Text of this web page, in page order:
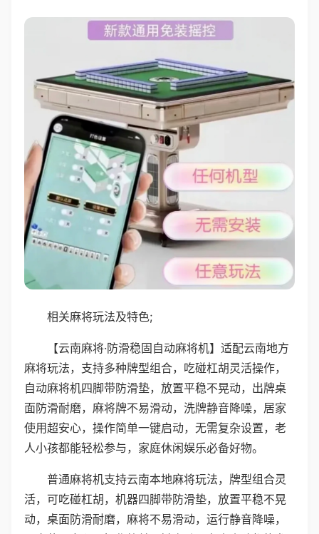
相关麻将玩法及特色;
【云南麻将·防滑稳固自动麻将机】适配云南地方
麻将玩法，支持多种牌型组合，吃碰杠胡灵活操作，
自动麻将机四脚带防滑垫，放置平稳不晃动，出牌桌
面防滑耐磨，麻将牌不易滑动，洗牌静音降噪，居家
使用超安心，操作简单一键启动，无需复杂设置，老
人小孩都能轻松参与，家庭休闲娱乐必备好物。
普通麻将机支持云南本地麻将玩法，牌型组合灵
活，可吃碰杠胡，机器四脚带防滑垫，放置平稳不晃
动，桌面防滑耐磨，麻将不易滑动，运行静音降噪，